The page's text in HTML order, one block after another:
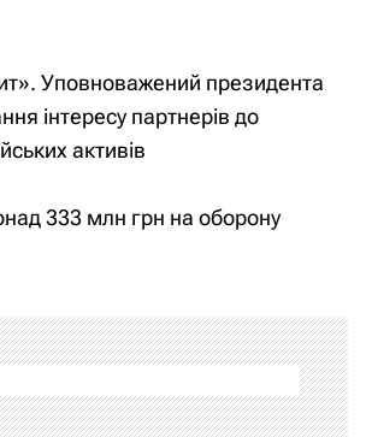
Уповноважений президента
інтересу партнерів до
активів
333 млн грн на оборону